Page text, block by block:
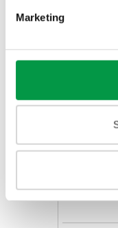
Marketing